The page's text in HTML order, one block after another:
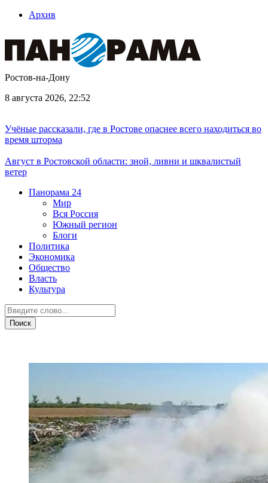
Архив
Ростов-на-Дону
8 августа 2026, 22:52
Учёные рассказали, где в Ростове опаснее всего находиться во
время шторма
Август в Ростовской области: зной, ливни и шквалистый
ветер
Панорама 24
Мир
Вся Россия
Южный регион
Блоги
Политика
Экономика
Общество
Власть
Культура